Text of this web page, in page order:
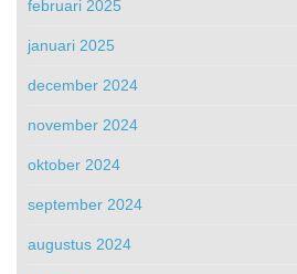
februari 2025
januari 2025
december 2024
november 2024
oktober 2024
september 2024
augustus 2024